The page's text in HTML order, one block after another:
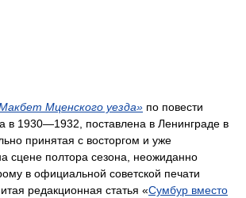
Мценского уезда» по повести
в 1930—1932, поставлена в Ленинграде в
принятая с восторгом и уже
сцене полтора сезона, неожиданно
в официальной советской печати
редакционная статья «Сумбур вместо